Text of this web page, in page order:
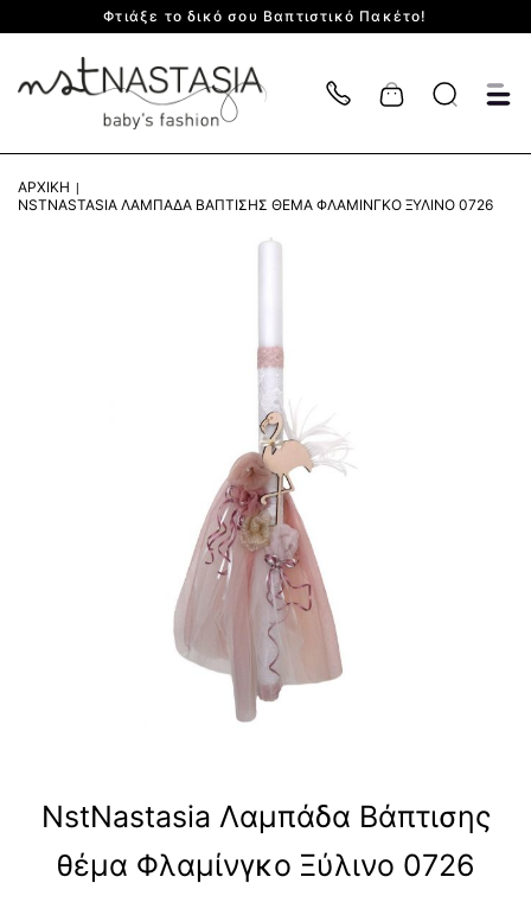
Φτιάξε το δικό σου Βαπτιστικό Πακέτο!
Cart
ΑΡΧΙΚΉ
NSTNASTASIA ΛΑΜΠΆΔΑ ΒΆΠΤΙΣΗΣ ΘΈΜΑ ΦΛΑΜΊΝΓΚΟ ΞΎΛΙΝΟ 0726
NstNastasia Λαμπάδα Βάπτισης
θέμα Φλαμίνγκο Ξύλινο 0726